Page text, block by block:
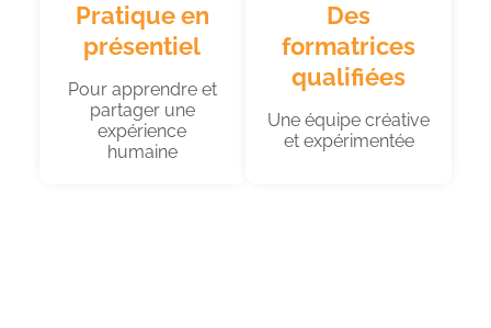
Pratique en
présentiel
Pour apprendre et
partager une
expérience
humaine
Des
formatrices
qualifiées
Une équipe créative
et expérimentée